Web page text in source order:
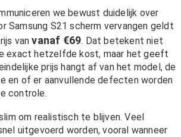
we bewust duidelijk over
Samsung S21 scherm vervangen geldt
vanvanaf €69. Dat betekent niet
exact hetzelfde kost, maar het geeft
prijs hangt af van het model, de
en of er aanvullende defecten worden
controle.
om realistisch te blijven. Veel
uitgevoerd worden, vooral wanneer